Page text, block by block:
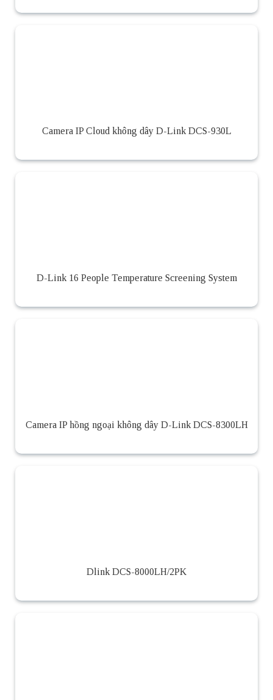
Camera IP Cloud không dây D-Link DCS-930L
D-Link 16 People Temperature Screening System
Camera IP hồng ngoại không dây D-Link DCS-8300LH
Dlink DCS-8000LH/2PK